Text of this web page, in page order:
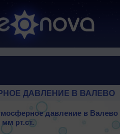
ДАВЛЕНИЕ В ВАЛЕВО
давление в Валево
мм рт.ст.